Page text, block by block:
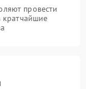
провести
кратчайшие